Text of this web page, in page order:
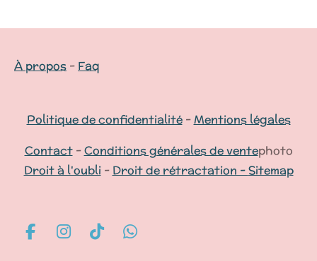
À propos - Faq
Politique de confidentialité-Mentions légales
Contact-Conditions générales de ventephoto
Droit à l'oubli- Droit de rétractation -Sitemap
F
I
T
W